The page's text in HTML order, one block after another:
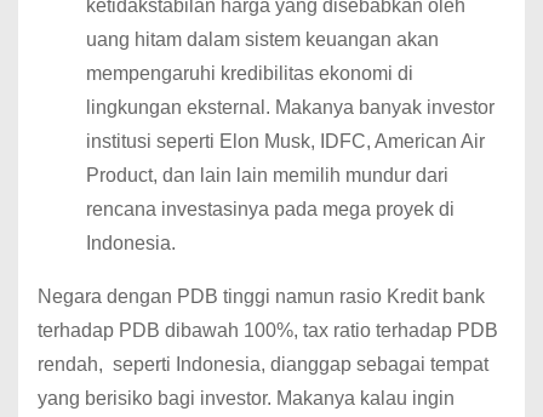
ketidakstabilan harga yang disebabkan oleh
uang hitam dalam sistem keuangan akan
mempengaruhi kredibilitas ekonomi di
lingkungan eksternal. Makanya banyak investor
institusi seperti Elon Musk, IDFC, American Air
Product, dan lain lain memilih mundur dari
rencana investasinya pada mega proyek di
Indonesia.
Negara dengan PDB tinggi namun rasio Kredit bank
terhadap PDB dibawah 100%, tax ratio terhadap PDB
rendah, seperti Indonesia, dianggap sebagai tempat
yang berisiko bagi investor. Makanya kalau ingin